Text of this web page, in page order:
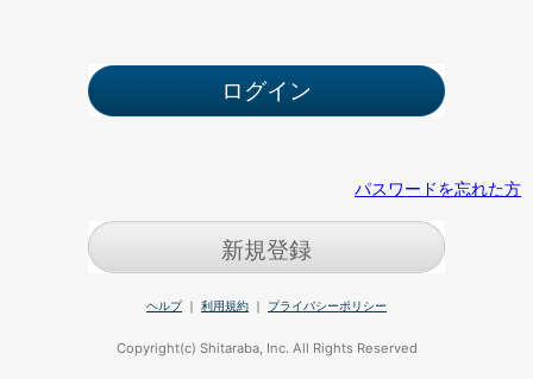
パスワードを忘れた方
新規登録
ヘルプ｜ 利用規約 ｜ プライバシーポリシー
Copyright(c) Shitaraba, Inc. All Rights Reserved